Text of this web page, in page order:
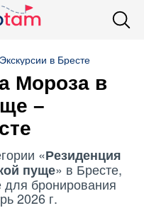
Экскурсии в Бресте
Мороза в
–
«Резиденция
пуще» в Бресте,
бронирования
2026 г.